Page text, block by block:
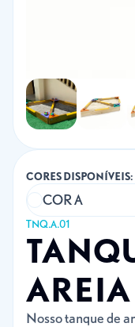
TNQ.A.01
AREIA
Nosso tanque de
CORES DISPONÍVEIS:
COR A